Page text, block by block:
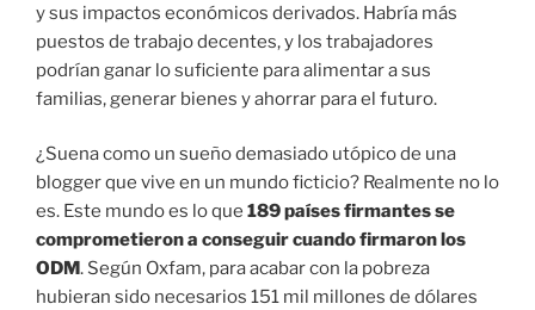
y sus impactos económicos derivados. Habría más
puestos de trabajo decentes, y los trabajadores
podrían ganar lo suficiente para alimentar a sus
familias, generar bienes y ahorrar para el futuro.
¿Suena como un sueño demasiado utópico de una
blogger que vive en un mundo ficticio? Realmente no lo
es. Este mundo es lo que 189 países firmantes se
comprometieron a conseguir cuando firmaron los
ODM. Según Oxfam, para acabar con la pobreza
hubieran sido necesarios 151 mil millones de dólares